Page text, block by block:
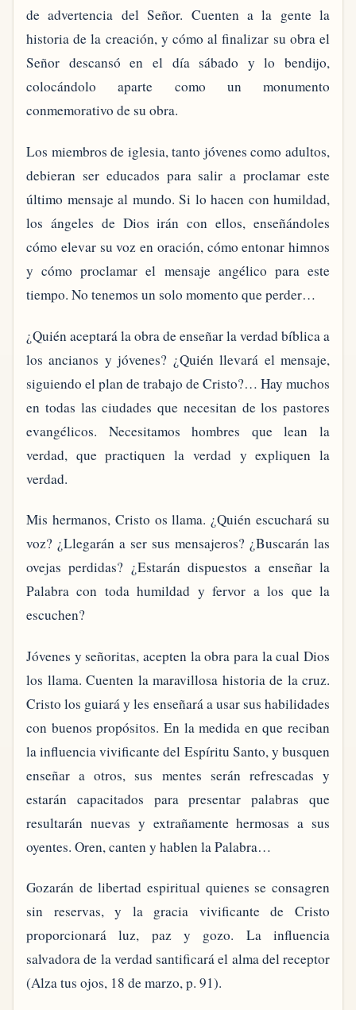
de advertencia del Señor. Cuenten a la gente la
historia de la creación, y cómo al finalizar su obra el
Señor descansó en el día sábado y lo bendijo,
colocándolo aparte como un monumento
conmemorativo de su obra.
Los miembros de iglesia, tanto jóvenes como adultos,
debieran ser educados para salir a proclamar este
último mensaje al mundo. Si lo hacen con humildad,
los ángeles de Dios irán con ellos, enseñándoles
cómo elevar su voz en oración, cómo entonar himnos
y cómo proclamar el mensaje angélico para este
tiempo. No tenemos un solo momento que perder…
¿Quién aceptará la obra de enseñar la verdad bíblica a
los ancianos y jóvenes? ¿Quién llevará el mensaje,
siguiendo el plan de trabajo de Cristo?… Hay muchos
en todas las ciudades que necesitan de los pastores
evangélicos. Necesitamos hombres que lean la
verdad, que practiquen la verdad y expliquen la
verdad.
Mis hermanos, Cristo os llama. ¿Quién escuchará su
voz? ¿Llegarán a ser sus mensajeros? ¿Buscarán las
ovejas perdidas? ¿Estarán dispuestos a enseñar la
Palabra con toda humildad y fervor a los que la
escuchen?
Jóvenes y señoritas, acepten la obra para la cual Dios
los llama. Cuenten la maravillosa historia de la cruz.
Cristo los guiará y les enseñará a usar sus habilidades
con buenos propósitos. En la medida en que reciban
la influencia vivificante del Espíritu Santo, y busquen
enseñar a otros, sus mentes serán refrescadas y
estarán capacitados para presentar palabras que
resultarán nuevas y extrañamente hermosas a sus
oyentes. Oren, canten y hablen la Palabra…
Gozarán de libertad espiritual quienes se consagren
sin reservas, y la gracia vivificante de Cristo
proporcionará luz, paz y gozo. La influencia
salvadora de la verdad santificará el alma del receptor
(Alza tus ojos, 18 de marzo, p. 91).